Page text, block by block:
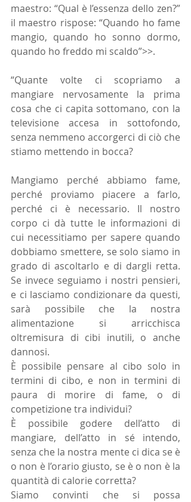
maestro: “Qual è l’essenza dello zen?”
il maestro rispose: “Quando ho fame
mangio, quando ho sonno dormo,
quando ho freddo mi scaldo”>>.
“Quante volte ci scopriamo a
mangiare nervosamente la prima
cosa che ci capita sottomano, con la
televisione accesa in sottofondo,
senza nemmeno accorgerci di ciò che
stiamo mettendo in bocca?
Mangiamo perché abbiamo fame,
perché proviamo piacere a farlo,
perché ci è necessario. Il nostro
corpo ci dà tutte le informazioni di
cui necessitiamo per sapere quando
dobbiamo smettere, se solo siamo in
grado di ascoltarlo e di dargli retta.
Se invece seguiamo i nostri pensieri,
e ci lasciamo condizionare da questi,
sarà possibile che la nostra
alimentazione si arricchisca
oltremisura di cibi inutili, o anche
dannosi.
È possibile pensare al cibo solo in
termini di cibo, e non in termini di
paura di morire di fame, o di
competizione tra individui?
È possibile godere dell’atto di
mangiare, dell’atto in sé intendo,
senza che la nostra mente ci dica se è
o non è l’orario giusto, se è o non è la
quantità di calorie corretta?
Siamo convinti che si possa